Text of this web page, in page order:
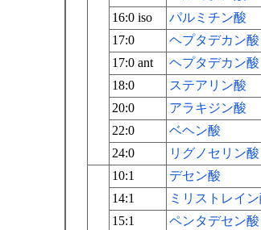
16:0 iso
パルミチン酸
17:0
ヘプタデカン酸
17:0 ant
ヘプタデカン酸
18:0
ステアリン酸
20:0
アラキジン酸
22:0
ベヘン酸
24:0
リグノセリン酸
10:1 デセン酸
14:1
ミリストレイ
15:1
ペンタデセン酸